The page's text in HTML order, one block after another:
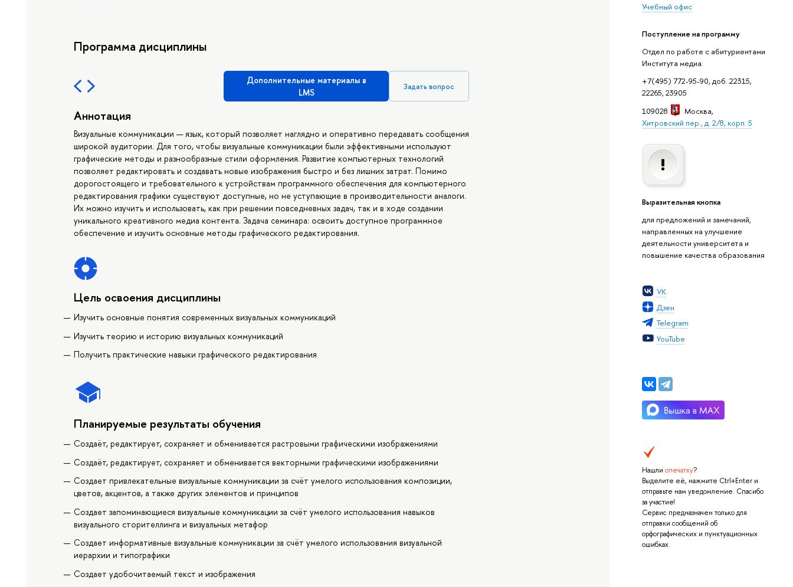
Учебный офис
Поступление на программу
Отдел по работе с абитуриентами
Института медиа:
+7(495) 772-95-90, доб. 22315,
22265, 23905
109028
Москва,
Хитровский пер., д. 2/8, корп. 5
Выразительная кнопка
для предложений и замечаний,
направленных на улучшение
деятельности университета и
повышение качества образования
VK
Дзен
Telegram
YouTube
Нашли опечатку?
Выделите её, нажмите Ctrl+Enter и
отправьте нам уведомление. Спасибо
за участие!
Сервис предназначен только для
отправки сообщений об
орфографических и пунктуационных
ошибках.
Программа дисциплины
Дополнительные материалы в
LMS
Задать вопрос
Аннотация
Визуальные коммуникации — язык, который позволяет наглядно и оперативно передавать сообщения
широкой аудитории. Для того, чтобы визуальные коммуникации были эффективными используют
графические методы и разнообразные стили оформления. Развитие компьютерных технологий
позволяет редактировать и создавать новые изображения быстро и без лишних затрат. Помимо
дорогостоящего и требовательного к устройствам программного обеспечения для компьютерного
редактирования графики существуют доступные, но не уступающие в производительности аналоги.
Их можно изучить и использовать, как при решении повседневных задач, так и в ходе создании
уникального креативного медиа контента. Задача семинара: освоить доступное программное
обеспечение и изучить основные методы графического редактирования.
Цель освоения дисциплины
Изучить основные понятия современных визуальных коммуникаций
Изучить теорию и историю визуальных коммуникаций
Получить практические навыки графического редактирования
Планируемые результаты обучения
Создаёт, редактирует, сохраняет и обменивается растровыми графическими изображениями
Создаёт, редактирует, сохраняет и обменивается векторными графическими изображениями
Создает привлекательные визуальные коммуникации за счёт умелого использования композиции,
цветов, акцентов, а также других элементов и принципов
Создает запоминающиеся визуальные коммуникации за счёт умелого использования навыков
визуального сторителлинга и визуальных метафор
Создает информативные визуальные коммуникации за счёт умелого использования визуальной
иерархии и типографики
Создает удобочитаемый текст и изображения